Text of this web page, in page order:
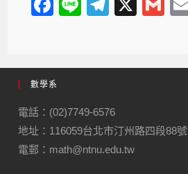
F
e
b
o
o
k
Li
T
gr
m
X
G
數學系
電話：(02)7749-6576
地址：116059台北市汀州路四段88號
電郵：math@ntnu.edu.tw